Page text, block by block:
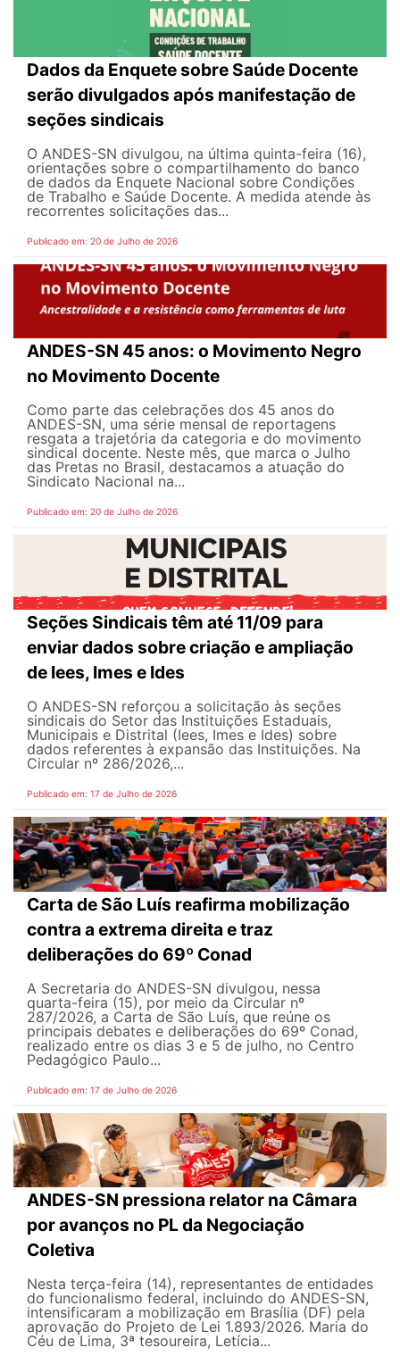
Dados da Enquete sobre Saúde Docente
serão divulgados após manifestação de
seções sindicais
O ANDES-SN divulgou, na última quinta-feira (16),
orientações sobre o compartilhamento do banco
de dados da Enquete Nacional sobre Condições
de Trabalho e Saúde Docente. A medida atende às
recorrentes solicitações das...
Publicado em: 20 de Julho de 2026
ANDES-SN 45 anos: o Movimento Negro
no Movimento Docente
Como parte das celebrações dos 45 anos do
ANDES-SN, uma série mensal de reportagens
resgata a trajetória da categoria e do movimento
sindical docente. Neste mês, que marca o Julho
das Pretas no Brasil, destacamos a atuação do
Sindicato Nacional na...
Publicado em: 20 de Julho de 2026
Seções Sindicais têm até 11/09 para
enviar dados sobre criação e ampliação
de Iees, Imes e Ides
O ANDES-SN reforçou a solicitação às seções
sindicais do Setor das Instituições Estaduais,
Municipais e Distrital (Iees, Imes e Ides) sobre
dados referentes à expansão das Instituições. Na
Circular nº 286/2026,...
Publicado em: 17 de Julho de 2026
Carta de São Luís reafirma mobilização
contra a extrema direita e traz
deliberações do 69º Conad
A Secretaria do ANDES-SN divulgou, nessa
quarta-feira (15), por meio da Circular nº
287/2026, a Carta de São Luís, que reúne os
principais debates e deliberações do 69º Conad,
realizado entre os dias 3 e 5 de julho, no Centro
Pedagógico Paulo...
Publicado em: 17 de Julho de 2026
ANDES-SN pressiona relator na Câmara
por avanços no PL da Negociação
Coletiva
Nesta terça-feira (14), representantes de entidades
do funcionalismo federal, incluindo do ANDES-SN,
intensificaram a mobilização em Brasília (DF) pela
aprovação do Projeto de Lei 1.893/2026. Maria do
Céu de Lima, 3ª tesoureira, Letícia...